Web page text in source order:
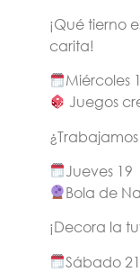
¡Qué tierno
carita!
Miércoles
Juegos
Jueves 19
Bola de
¡Decora la
Sábado 21